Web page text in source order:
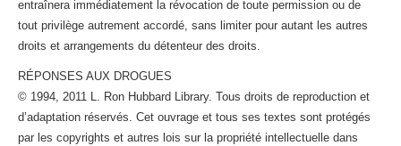
entraînera immédiatement la révocation de toute permission ou de
tout privilège autrement accordé, sans limiter pour autant les autres
droits et arrangements du détenteur des droits.
RÉPONSES AUX DROGUES
© 1994, 2011 L. Ron Hubbard Library. Tous droits de reproduction et
d’adaptation réservés. Cet ouvrage et tous ses textes sont protégés
par les copyrights et autres lois sur la propriété intellectuelle dans